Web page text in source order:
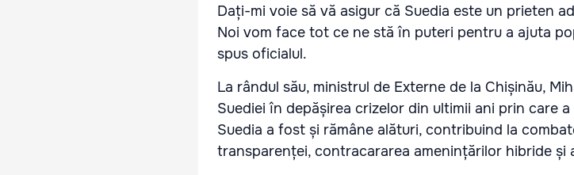
Dați-mi voie să vă asigur că Suedia este un prieten
Noi vom face tot ce ne stă în puteri pentru a ajuta
spus oficialul.
La rândul său, ministrul de Externe de la Chișinău,
Suediei în depășirea crizelor din ultimii ani prin care
Suedia a fost și rămâne alături, contribuind la
transparenței, contracararea amenințărilor hibride și